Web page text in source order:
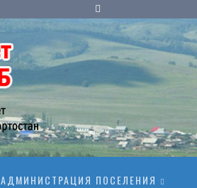
АДМИНИСТРАЦИЯ ПОСЕЛЕНИЯ